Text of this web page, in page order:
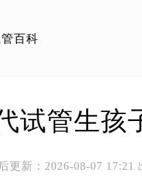
百科
试管生孩
更新：2026-08-07 17:21